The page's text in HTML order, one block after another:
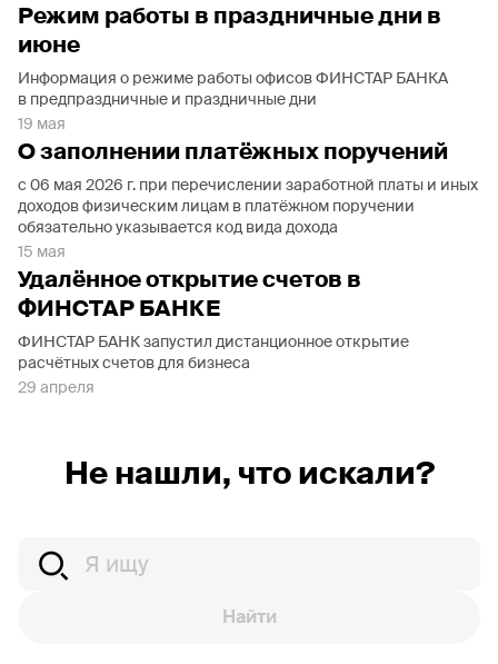
Режим работы в праздничные дни в
июне
Информация о режиме работы офисов ФИНСТАР БАНКА
в предпраздничные и праздничные дни
19 мая
О заполнении платёжных поручений
с 06 мая 2026 г. при перечислении заработной платы и иных
доходов физическим лицам в платёжном поручении
обязательно указывается код вида дохода
15 мая
Удалённое открытие счетов в
ФИНСТАР БАНКЕ
ФИНСТАР БАНК запустил дистанционное открытие
расчётных счетов для бизнеса
29 апреля
Не нашли, что искали?
Найти